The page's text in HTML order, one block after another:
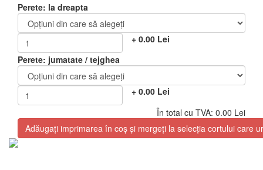
Perete: la dreapta
+ 0.00 Lei
Perete: jumatate / tejghea
+ 0.00 Lei
În total cu TVA: 0.00 Lei
Adăugați imprimarea în coș și mergeți la selecția cortului care